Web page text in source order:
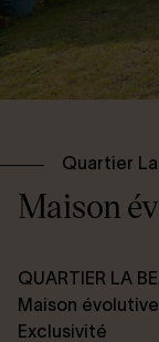
Quartier
Maison
QUARTIER LA
Maison
Exclusivité